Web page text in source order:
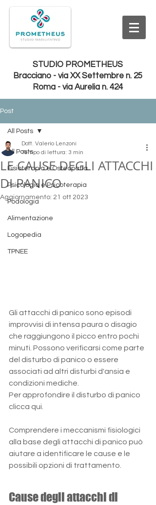
STUDIO PROMETHEUS
Bracciano - via XX Settembre n. 25
Roma - via Aurelia n. 424
Post
All Posts
Fisioterapia e Osteopatia
Psicologia e Psicoterapia
Podologia
Alimentazione
Logopedia
TPNEE
All Posts
LE CAUSE DEGLI ATTACCHI
DI PANICO
Dott. Valerio Lenzoni
Tempo di lettura: 3 min
Aggiornamento: 21 ott 2023
Gli attacchi di panico sono episodi
improvvisi di intensa paura o disagio
che raggiungono il picco entro pochi
minuti. Possono verificarsi come parte
del disturbo di panico o essere
associati ad altri disturbi d'ansia e
condizioni mediche.
Per approfondire il disturbo di panico
clicca qui.
Comprendere i meccanismi fisiologici
alla base degli attacchi di panico può
aiutare a identificare le cause e le
possibili opzioni di trattamento.
Cause degli attacchi di